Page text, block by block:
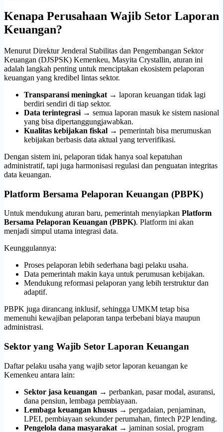
Kenapa Perusahaan Wajib Setor Laporan
Keuangan?
Menurut Direktur Jenderal Stabilitas dan Pengembangan Sektor
Keuangan (DJSPSK) Kemenkeu, Masyita Crystallin, aturan ini
adalah langkah penting untuk menciptakan ekosistem pelaporan
keuangan yang kredibel lintas sektor.
Transparansi meningkat → laporan keuangan tidak lagi
berdiri sendiri di tiap sektor.
Data terintegrasi → semua laporan masuk ke sistem nasional
yang bisa dipertanggungjawabkan.
Kualitas kebijakan fiskal → pemerintah bisa merumuskan
kebijakan berbasis data aktual yang terverifikasi.
Dengan sistem ini, pelaporan tidak hanya soal kepatuhan
administratif, tapi juga harmonisasi regulasi dan penguatan integritas
data keuangan.
Platform Bersama Pelaporan Keuangan (PBPK)
Untuk mendukung aturan baru, pemerintah menyiapkan Platform
Bersama Pelaporan Keuangan (PBPK). Platform ini akan
menjadi simpul utama integrasi data.
Keunggulannya:
Proses pelaporan lebih sederhana bagi pelaku usaha.
Data pemerintah makin kaya untuk perumusan kebijakan.
Mendukung reformasi pelaporan yang lebih terstruktur dan
adaptif.
PBPK juga dirancang inklusif, sehingga UMKM tetap bisa
memenuhi kewajiban pelaporan tanpa terbebani biaya maupun
administrasi.
Sektor yang Wajib Setor Laporan Keuangan
Daftar pelaku usaha yang wajib setor laporan keuangan ke
Kemenkeu antara lain:
Sektor jasa keuangan → perbankan, pasar modal, asuransi,
dana pensiun, lembaga pembiayaan.
Lembaga keuangan khusus → pergadaian, penjaminan,
LPEI, pembiayaan sekunder perumahan, fintech P2P lending.
Pengelola dana masyarakat → jaminan sosial, program